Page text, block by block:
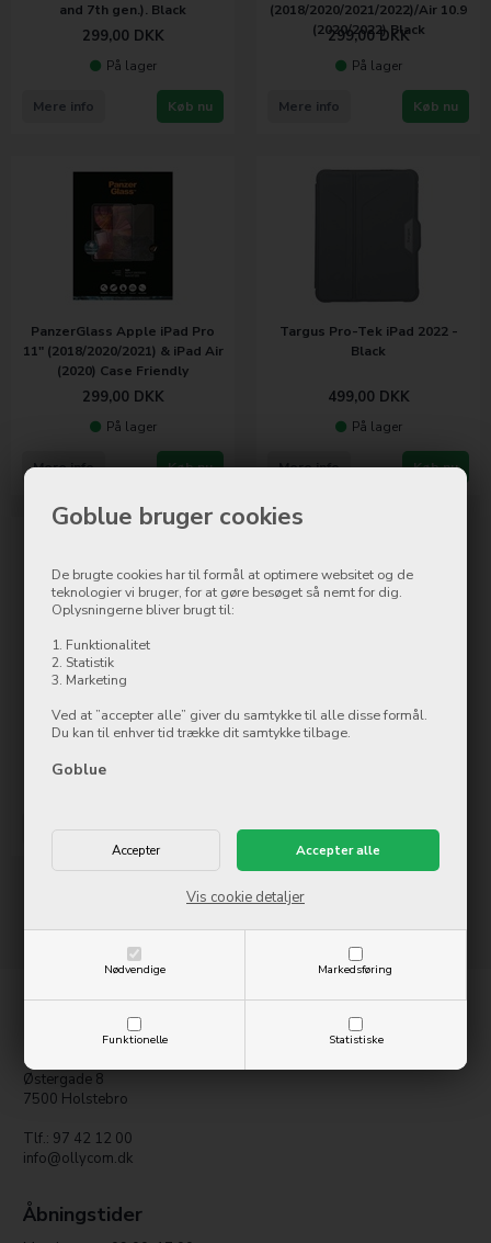
Goblue bruger cookies
De brugte cookies har til formål at optimere websitet og de
teknologier vi bruger, for at gøre besøget så nemt for dig.
Oplysningerne bliver brugt til:
1. Funktionalitet
2. Statistik
3. Marketing
Ved at ”accepter alle” giver du samtykke til alle disse formål.
Du kan til enhver tid trække dit samtykke tilbage.
Goblue
Nødvendige Markedsføring
Funktionelle Statistiske
Vis cookie detaljer
and 7th gen.). Black
299,00 DKK
På lager
Køb nu
Mere info
(2018/2020/2021/2022)/Air 10.9
(2020/2022) Black
299,00DKK
På lager
Køb nu
Mere info
PanzerGlass Apple iPad Pro
11" (2018/2020/2021) & iPad Air
(2020) Case Friendly
299,00 DKK
På lager
Køb nu
Mere info
Targus Pro-Tek iPad 2022 -
Black
499,00 DKK
På lager
Køb nu
Mere info
Targus VersaVu Slim iPad 2022
- Black
Køb nu
Mere info
Side 1/1
Goblue.dk
Østergade 8
7500 Holstebro
Tlf.: 97 42 12 00
info@ollycom.dk
Åbningstider